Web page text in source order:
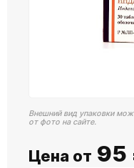
Внешний вид упаковки
от фото на сайте.
Цена от 95